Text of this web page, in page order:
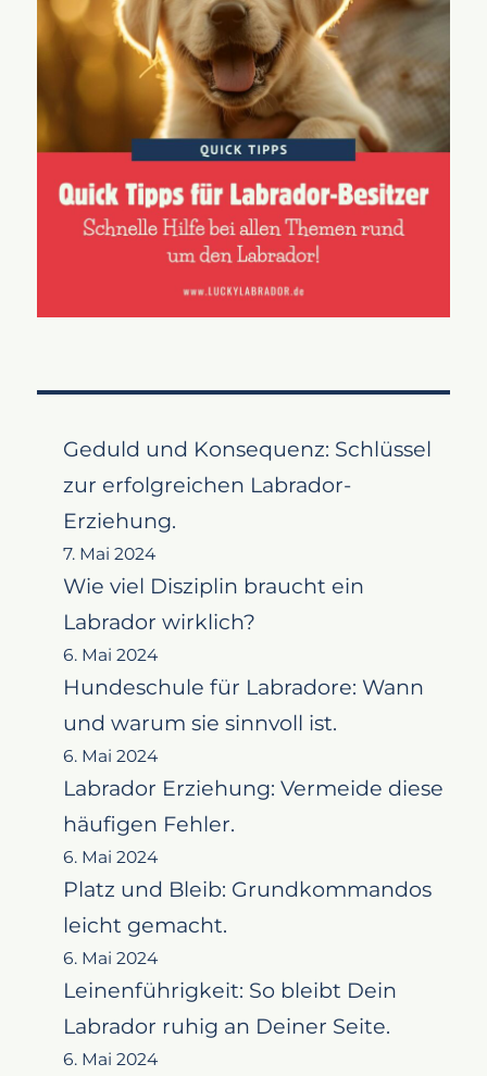
Geduld und Konsequenz: Schlüssel
zur erfolgreichen Labrador-
Erziehung.
7. Mai 2024
Wie viel Disziplin braucht ein
Labrador wirklich?
6. Mai 2024
Hundeschule für Labradore: Wann
und warum sie sinnvoll ist.
6. Mai 2024
Labrador Erziehung: Vermeide diese
häufigen Fehler.
6. Mai 2024
Platz und Bleib: Grundkommandos
leicht gemacht.
6. Mai 2024
Leinenführigkeit: So bleibt Dein
Labrador ruhig an Deiner Seite.
6. Mai 2024